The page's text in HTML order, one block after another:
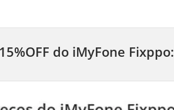
do iMyFone Fixppo: